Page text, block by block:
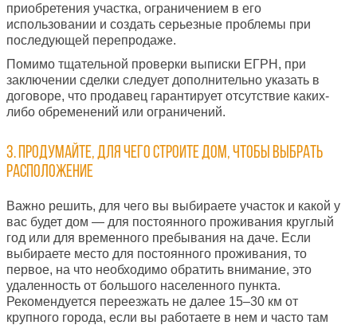
приобретения участка, ограничением в его
использовании и создать серьезные проблемы при
последующей перепродаже.
Помимо тщательной проверки выписки ЕГРН, при
заключении сделки следует дополнительно указать в
договоре, что продавец гарантирует отсутствие каких-
либо обременений или ограничений.
3. Продумайте, для чего строите дом, чтобы выбрать
расположение
Важно решить, для чего вы выбираете участок и какой у
вас будет дом — для постоянного проживания круглый
год или для временного пребывания на даче. Если
выбираете место для постоянного проживания, то
первое, на что необходимо обратить внимание, это
удаленность от большого населенного пункта.
Рекомендуется переезжать не далее 15–30 км от
крупного города, если вы работаете в нем и часто там